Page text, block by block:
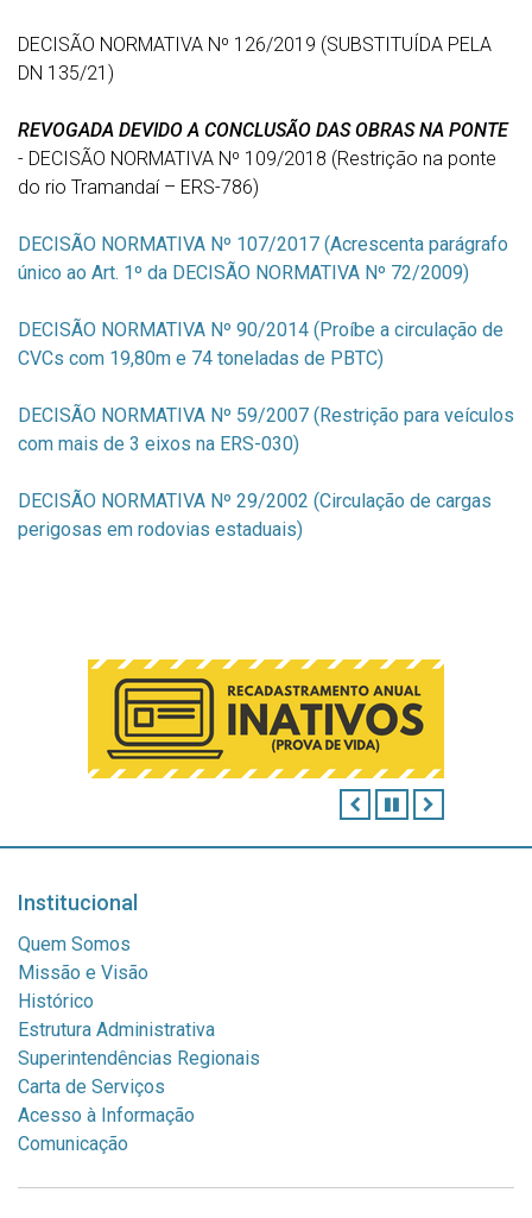
DECISÃO NORMATIVA Nº 126/2019 (SUBSTITUÍDA PELA
DN 135/21)
REVOGADA DEVIDO A CONCLUSÃO DAS OBRAS NA PONTE
- DECISÃO NORMATIVA Nº 109/2018 (Restrição na ponte
do rio Tramandaí – ERS-786)
DECISÃO NORMATIVA Nº 107/2017 (Acrescenta parágrafo
único ao Art. 1º da DECISÃO NORMATIVA Nº 72/2009)
DECISÃO NORMATIVA Nº 90/2014 (Proíbe a circulação de
CVCs com 19,80m e 74 toneladas de PBTC)
DECISÃO NORMATIVA Nº 59/2007 (Restrição para veículos
com mais de 3 eixos na ERS-030)
DECISÃO NORMATIVA Nº 29/2002 (Circulação de cargas
perigosas em rodovias estaduais)
ANTERIOR
PAUSAR
Institucional
Quem Somos
Missão e Visão
Histórico
Estrutura Administrativa
Superintendências Regionais
Carta de Serviços
Acesso à Informação
Comunicação